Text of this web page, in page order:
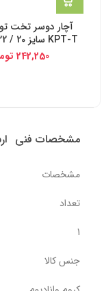
آچار دوسر تخت
KPT-T سایز 20 / 22 میلی متر
242,250
مشخصات فنی
مشخصات
تعداد
1
جنس کالا